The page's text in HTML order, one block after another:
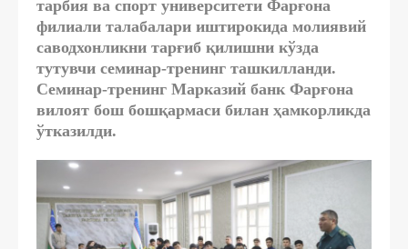
тарбия ва спорт университети Фарғона
филиали талабалари иштирокида молиявий
саводхонликни тарғиб қилишни кўзда
тутувчи семинар-тренинг ташкилланди.
Семинар-тренинг Марказий банк Фарғона
вилоят бош бошқармаси билан ҳамкорликда
ўтказилди.